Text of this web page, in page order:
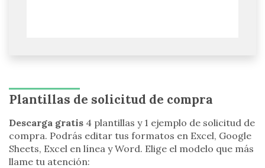
Plantillas de solicitud de compra
Descarga gratis 4 plantillas y 1 ejemplo de solicitud de
compra. Podrás editar tus formatos en Excel, Google
Sheets, Excel en línea y Word. Elige el modelo que más
llame tu atención: